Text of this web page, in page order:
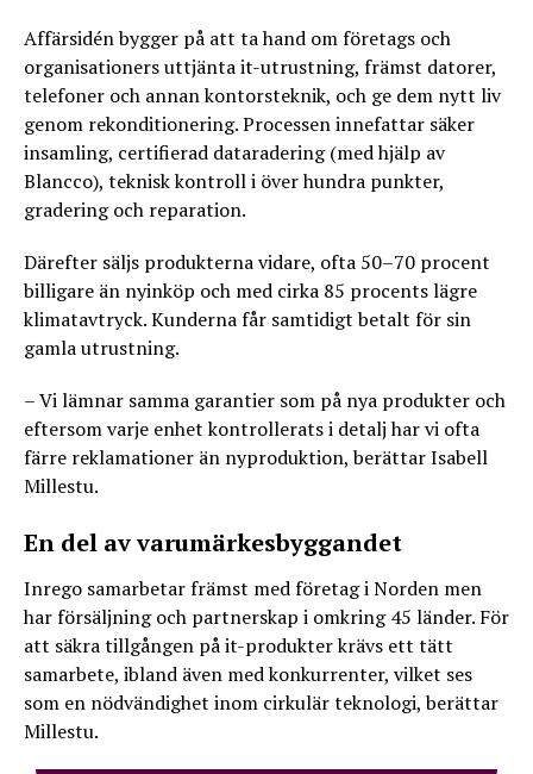
Affärsidén bygger på att ta hand om företags och
organisationers uttjänta it-utrustning, främst datorer,
telefoner och annan kontorsteknik, och ge dem nytt liv
genom rekonditionering. Processen innefattar säker
insamling, certifierad dataradering (med hjälp av
Blancco), teknisk kontroll i över hundra punkter,
gradering och reparation.
Därefter säljs produkterna vidare, ofta 50–70 procent
billigare än nyinköp och med cirka 85 procents lägre
klimatavtryck. Kunderna får samtidigt betalt för sin
gamla utrustning.
– Vi lämnar samma garantier som på nya produkter och
eftersom varje enhet kontrollerats i detalj har vi ofta
färre reklamationer än nyproduktion, berättar Isabell
Millestu.
En del av varumärkesbyggandet
Inrego samarbetar främst med företag i Norden men
har försäljning och partnerskap i omkring 45 länder. För
att säkra tillgången på it-produkter krävs ett tätt
samarbete, ibland även med konkurrenter, vilket ses
som en nödvändighet inom cirkulär teknologi, berättar
Millestu.